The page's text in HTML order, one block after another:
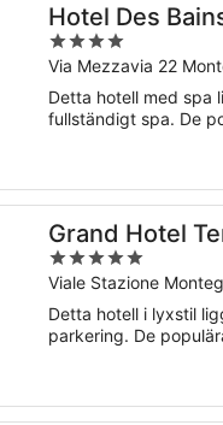
Hotel Des
4
out
of
5
Via Mezzavia 22
Detta hotell med spa
fullständigt spa. De
Grand Hotel
5
out
of
5
Viale Stazione
Detta hotell i lyxstil
parkering. De